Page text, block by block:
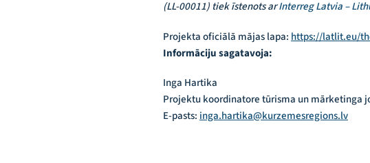
(LL-00011) tiek īstenots arInterreg Latvia –
Projekta oficiālā mājas lapa: https://latlit.eu/
Informāciju sagatavoja:
Inga Hartika
Projektu koordinatore tūrisma un mārketinga
E-pasts: inga.hartika@kurzemesregions.lv